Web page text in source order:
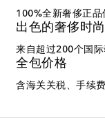
100%全新奢侈正品
出色的奢侈时
来自超过200个国
全包价格
含海关关税、手续